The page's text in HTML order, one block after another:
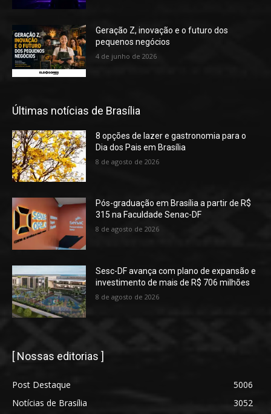
Geração Z, inovação e o futuro dos
pequenos negócios
4 de junho de 2026
Últimas notícias de Brasília
8 opções de lazer e gastronomia para o
Dia dos Pais em Brasília
8 de agosto de 2026
Pós-graduação em Brasília a partir de R$
315 na Faculdade Senac-DF
8 de agosto de 2026
Sesc-DF avança com plano de expansão e
investimento de mais de R$ 706 milhões
8 de agosto de 2026
[ Nossas editorias ]
Post Destaque
5006
Notícias de Brasília
3052